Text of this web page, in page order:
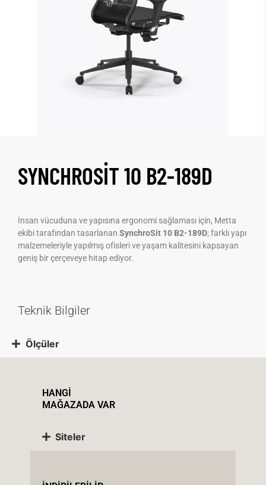
SYNCHROSIT 10 B2-189D
İnsan vücuduna ve yapısına ergonomi sağlaması için, Metta
ekibi tarafından tasarlanan SynchroSit 10 B2-189D; farklı yapı
malzemeleriyle yapılmış ofisleri ve yaşam kalitesini kapsayan
geniş bir çerçeveye hitap ediyor.
Teknik Bilgiler
Ölçüler
HANGİ
MAĞAZADA VAR
Siteler